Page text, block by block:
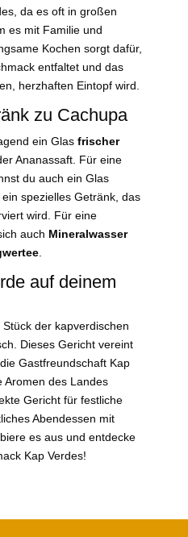
da es oft in großen
es mit Familie und
Kochen sorgt dafür,
entfaltet und das
herzhaften Eintopf wird.
zu Cachupa
ein Glas frischer
Ananassaft. Für eine
du auch ein Glas
spezielles Getränk, das
wird. Für eine
auch Mineralwasser
.
auf deinem
der kapverdischen
Dieses Gericht vereint
Gastfreundschaft Kap
Aromen des Landes
Gericht für festliche
Abendessen mit
es aus und entdecke
Kap Verdes!